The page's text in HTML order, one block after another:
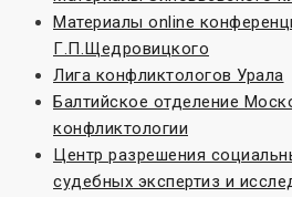
Материалы online
Г.П.Щедровицкого
Лига конфликтологов Урала
Балтийское отделение
конфликтологии
Центр разрешения
судебных экспертиз и